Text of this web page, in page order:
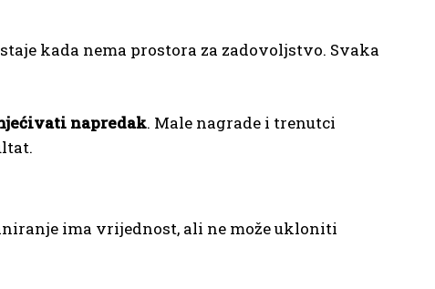
kada nema prostora za zadovoljstvo. Svaka
napredak. Male nagrade i trenutci
ima vrijednost, ali ne može ukloniti